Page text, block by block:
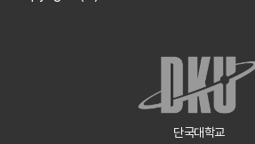
단국대학교